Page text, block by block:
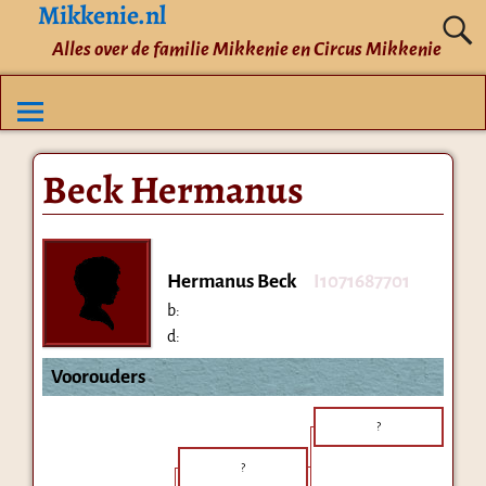
Mikkenie.nl
Alles over de familie Mikkenie en Circus Mikkenie
Beck Hermanus
Hermanus Beck I1071687701
b:
d:
Voorouders
?
?